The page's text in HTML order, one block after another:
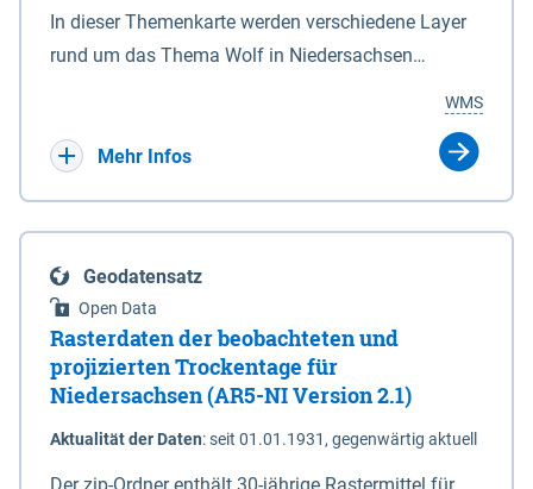
Schutz eines Gebietes vor erhöhten Tiden, vor allem
vor Sturmfluten, zu dienen bestimmt sind (§2 Abs.3
Eigenschaft eines Sperrwerkes durch Widmung, die
die Deichbehörde durch Verordnung ausspricht.
In dieser Themenkarte werden verschiedene Layer
rund um das Thema Wolf in Niedersachsen
sowie Status der bestehenden Wolfsterritorien im
laufenden Monitoringjahr.
WMS
Mehr Infos
Geodatensatz
Open Data
Rasterdaten der beobachteten und
projizierten Trockentage für
Niedersachsen (AR5-NI Version 2.1)
Aktualität der Daten:seit 01.01.1931, gegenwärtig aktuell